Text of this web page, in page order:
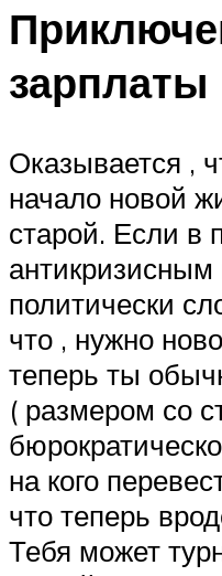
зарплаты
Оказывается ,
начало новой
старой. Если в
политически
что , нужно
теперь ты
( размером со
на кого
что теперь
Тебя может